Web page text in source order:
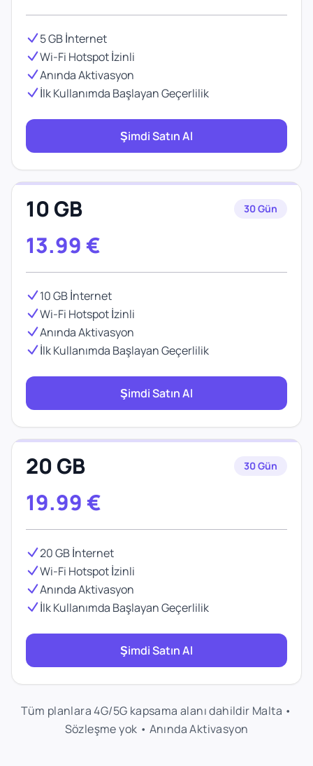
5 GB İnternet
Wi-Fi Hotspot İzinli
Anında Aktivasyon
İlk Kullanımda Başlayan Geçerlilik
Şimdi Satın Al
10 GB 30 Gün
13.99 €
10 GB İnternet
Wi-Fi Hotspot İzinli
Anında Aktivasyon
İlk Kullanımda Başlayan Geçerlilik
Şimdi Satın Al
20 GB 30 Gün
19.99 €
20 GB İnternet
Wi-Fi Hotspot İzinli
Anında Aktivasyon
İlk Kullanımda Başlayan Geçerlilik
Şimdi Satın Al
Tüm planlara 4G/5G kapsama alanı dahildir Malta •
Sözleşme yok • Anında Aktivasyon